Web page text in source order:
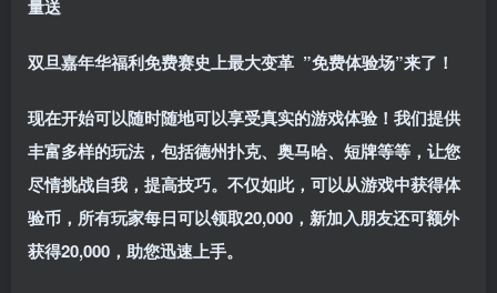
量送
双旦嘉年华福利免费赛史上最大变革 ”免费体验场”来了！
现在开始可以随时随地可以享受真实的游戏体验！我们提供
丰富多样的玩法，包括德州扑克、奥马哈、短牌等等，让您
尽情挑战自我，提高技巧。不仅如此， 可以从游戏中获得体
验币，所有玩家每日可以领取20,000，新加入朋友还可额外
获得20,000，助您迅速上手。